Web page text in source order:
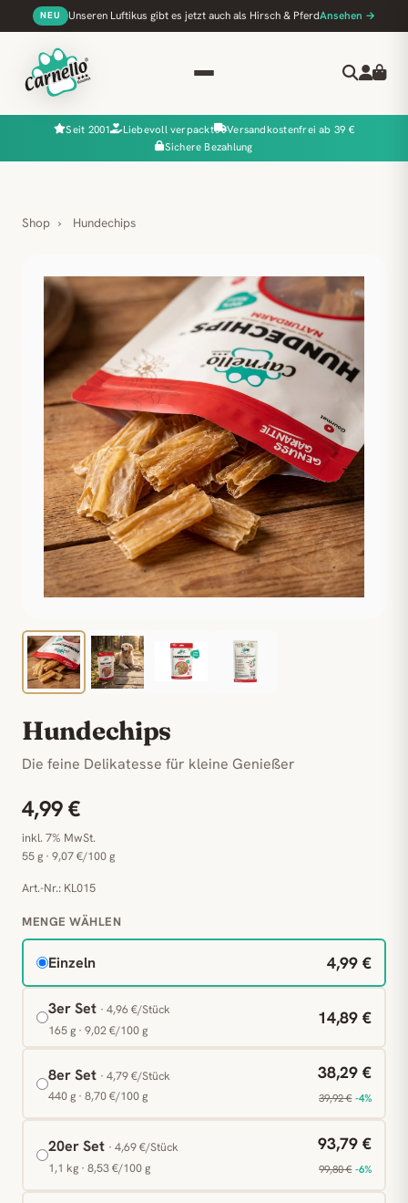
NEU Unseren Luftikus gibt es jetzt auch als Hirsch & PferdAnsehen →
Seit 2001 Liebevoll verpackt
Versandkostenfrei ab 39 €
Sichere Bezahlung
Shop › Hundechips
Hundechips
Die feine Delikatesse für kleine Genießer
4,99 €
inkl. 7% MwSt.
55 g · 9,07 €/100 g
Art.-Nr.: KL015
MENGE WÄHLEN
Einzeln 4,99 €
3er Set · 4,96 €/Stück
165 g · 9,02 €/100 g
14,89 €
8er Set · 4,79 €/Stück
440 g · 8,70 €/100 g
38,29 €
39,92 € -4%
20er Set · 4,69 €/Stück
1,1 kg · 8,53 €/100 g
93,79 €
99,80 € -6%